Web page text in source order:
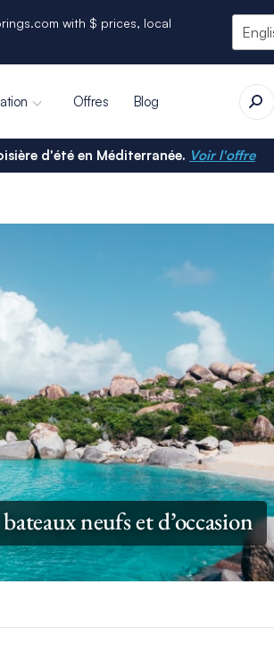
with $ prices, local
Offres Blog
d'été en Méditerranée. Voir l'offre
neufs et d’occasion